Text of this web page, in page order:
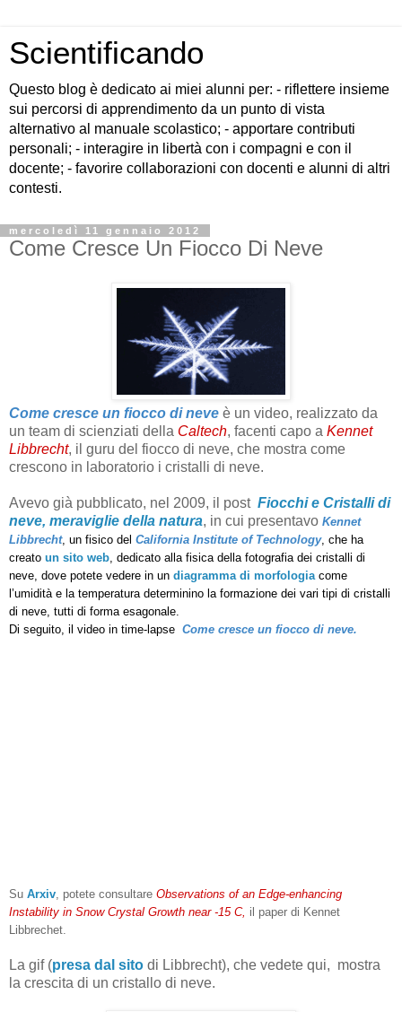
Scientificando
Questo blog è dedicato ai miei alunni per: - riflettere insieme
sui percorsi di apprendimento da un punto di vista
alternativo al manuale scolastico; - apportare contributi
personali; - interagire in libertà con i compagni e con il
docente; - favorire collaborazioni con docenti e alunni di altri
contesti.
mercoledì 11 gennaio 2012
Come Cresce Un Fiocco Di Neve
Come cresce un fiocco di neve è un video, realizzato da
un team di scienziati della Caltech, facenti capo a Kennet
Libbrecht, il guru del fiocco di neve, che mostra come
crescono in laboratorio i cristalli di neve.
Avevo già pubblicato, nel 2009, il post Fiocchi e Cristalli di
neve, meraviglie della natura, in cui presentavo Kennet
Libbrecht, un fisico del California Institute of Technology, che ha
creato un sito web dedicato alla fisica della fotografia dei cristalli di
neve, dove potete vedere in un diagramma di morfologia come
l’umidità e la temperatura determinino la formazione dei vari tipi di cristalli
di neve, tutti di forma esagonale.
Di seguito, il video in time-lapse Come cresce un fiocco di neve.
Su Arxiv , potete consultare Observations of an Edge-enhancing
Instability in Snow Crystal Growth near -15 C, il paper di Kennet
Libbrechet.
La gif (presa dal sito di Libbrecht), che vedete qui, mostra
la crescita di un cristallo di neve.